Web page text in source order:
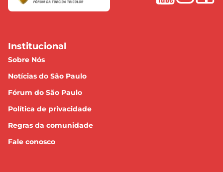
Institucional
Sobre Nós
Notícias do São Paulo
Fórum do São Paulo
Política de privacidade
Regras da comunidade
Fale conosco